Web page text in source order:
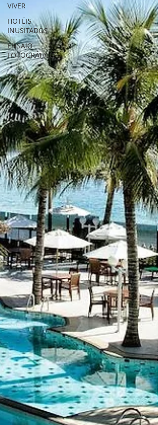
VIVER
HOTÉIS
INUSITADOS
ENSAIO
FOTOGRÁFICO